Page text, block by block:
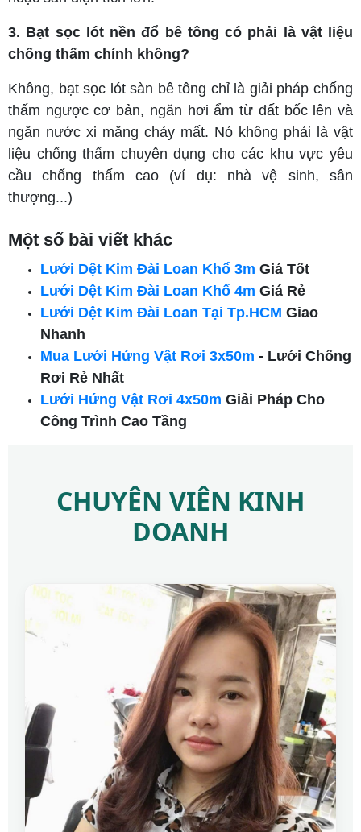
3. Bạt sọc lót nền đổ bê tông có phải là vật liệu
chống thấm chính không?
Không, bạt sọc lót sàn bê tông chỉ là giải pháp chống
thấm ngược cơ bản, ngăn hơi ẩm từ đất bốc lên và
ngăn nước xi măng chảy mất. Nó không phải là vật
liệu chống thấm chuyên dụng cho các khu vực yêu
cầu chống thấm cao (ví dụ: nhà vệ sinh, sân
thượng...)
Một số bài viết khác
Lưới Dệt Kim Đài Loan Khổ 3m Giá Tốt
Lưới Dệt Kim Đài Loan Khổ 4m Giá Rẻ
Lưới Dệt Kim Đài Loan Tại Tp.HCM Giao
Nhanh
Mua Lưới Hứng Vật Rơi 3x50m - Lưới Chống
Rơi Rẻ Nhất
Lưới Hứng Vật Rơi 4x50m Giải Pháp Cho
Công Trình Cao Tầng
CHUYÊN VIÊN KINH
DOANH